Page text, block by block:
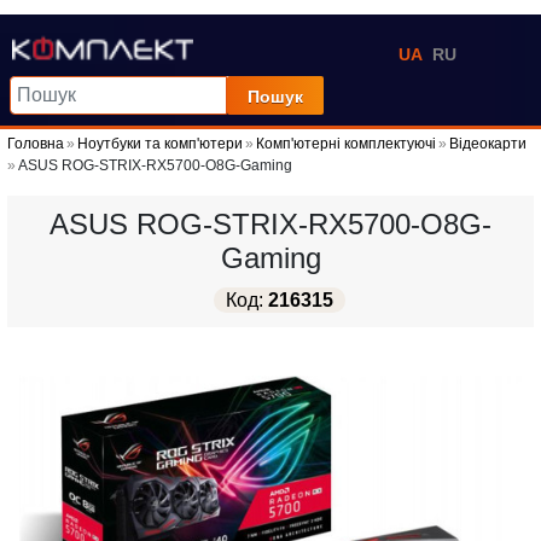
UA RU
Пошук
Головна Ноутбуки та комп'ютери Комп'ютерні комплектуючі
Відеокарти
ASUS ROG-STRIX-RX5700-O8G-Gaming
ASUS ROG-STRIX-RX5700-O8G-
Gaming
Код: 216315